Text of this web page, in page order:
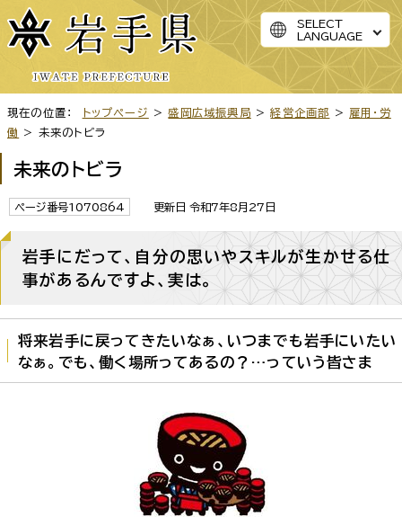
SELECT
LANGUAGE
現在の位置： トップページ >盛岡広域振興局 >経営企画部 > 雇用・労
働
> 未来のトビラ
未来のトビラ
ページ番号1070864 更新日 令和7年8月27日
岩手にだって、自分の思いやスキルが生かせる仕
事があるんですよ、実は。
将来岩手に戻ってきたいなぁ、いつまでも岩手にいたい
なぁ。でも、働く場所ってあるの？…っていう皆さま